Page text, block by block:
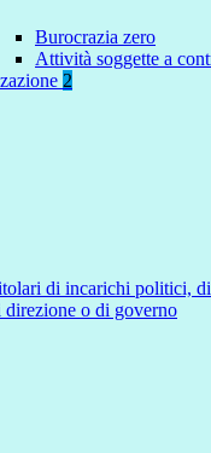
Burocrazia zero
Attività soggette a
2
di incarichi politici,
direzione o di governo